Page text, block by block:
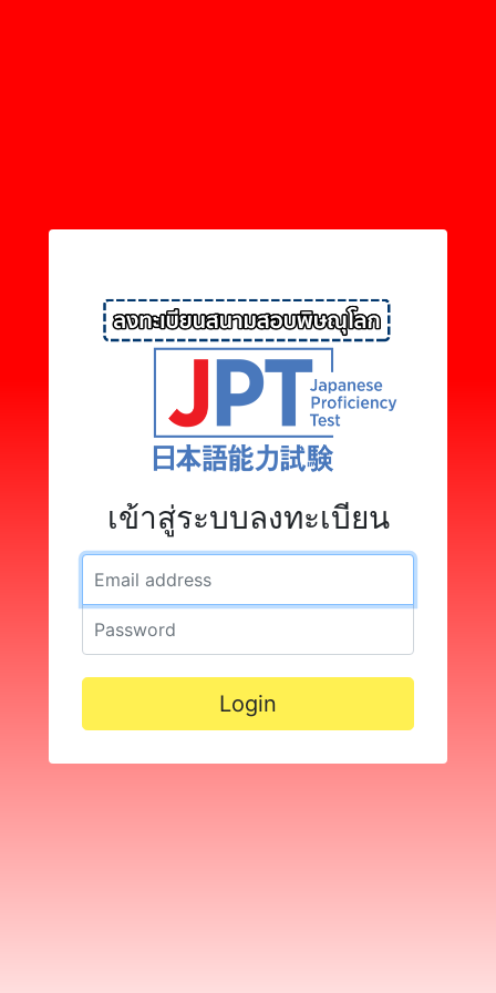
เข้าสู่ระบบลงทะเบียน
Password
Login